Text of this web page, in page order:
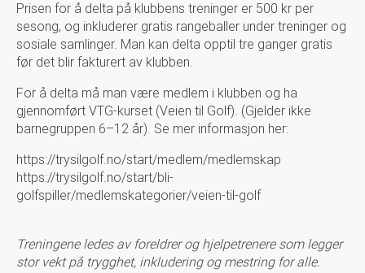
Prisen for å delta på klubbens treninger er 500 kr per
sesong, og inkluderer gratis rangeballer under treninger og
sosiale samlinger. Man kan delta opptil tre ganger gratis
før det blir fakturert av klubben.
For å delta må man være medlem i klubben og ha
gjennomført VTG-kurset (Veien til Golf). (Gjelder ikke
barnegruppen 6–12 år). Se mer informasjon her:
https://trysilgolf.no/start/medlem/medlemskap
https://trysilgolf.no/start/bli-
golfspiller/medlemskategorier/veien-til-golf
Treningene ledes av foreldrer og hjelpetrenere som legger
stor vekt på trygghet, inkludering og mestring for alle.